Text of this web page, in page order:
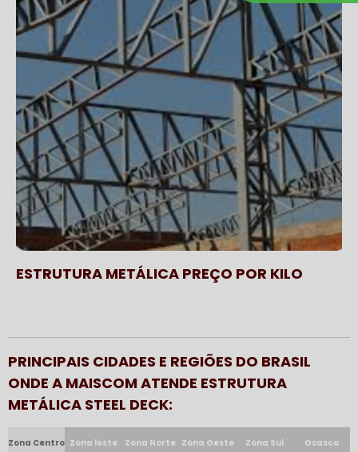
ESTRUTURA METÁLICA PREÇO POR KILO
PRINCIPAIS CIDADES E REGIÕES DO BRASIL
ONDE A MAISCOM ATENDE ESTRUTURA
METÁLICA STEEL DECK:
Zona Centro Zona leste Zona Norte Zona Oeste Zona Sul Osasco